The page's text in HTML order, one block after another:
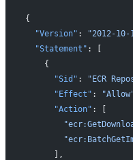
{
  "Version"
: "2012-10-
  "Statement"
: [
    {
      "Sid"
: "ECR
      "Effect"
:
      "Action"
: [
      ],